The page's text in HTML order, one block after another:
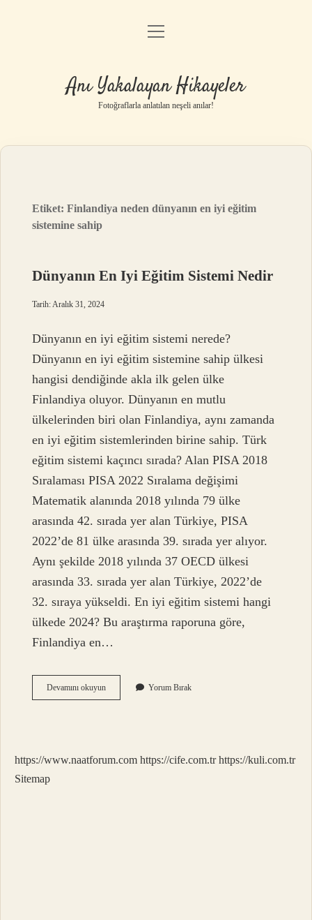
Anasayfa
Yasal Uyarı
menüyü
Anı Yakalayan Hikayeler
Fotoğraflarla anlatılan neşeli anılar!
Etiket:Finlandiya neden dünyanın en iyi eğitim
sistemine sahip
Dünyanın En Iyi Eğitim Sistemi Nedir
Tarih: Aralık 31, 2024
Dünyanın en iyi eğitim sistemi nerede?
Dünyanın en iyi eğitim sistemine sahip ülkesi
hangisi dendiğinde akla ilk gelen ülke
Finlandiya oluyor. Dünyanın en mutlu
ülkelerinden biri olan Finlandiya, aynı zamanda
en iyi eğitim sistemlerinden birine sahip. Türk
eğitim sistemi kaçıncı sırada? Alan PISA 2018
Sıralaması PISA 2022 Sıralama değişimi
Matematik alanında 2018 yılında 79 ülke
arasında 42. sırada yer alan Türkiye, PISA
2022’de 81 ülke arasında 39. sırada yer alıyor.
Aynı şekilde 2018 yılında 37 OECD ülkesi
arasında 33. sırada yer alan Türkiye, 2022’de
32. sıraya yükseldi. En iyi eğitim sistemi hangi
ülkede 2024? Bu araştırma raporuna göre,
Finlandiya en…
Devamını okuyunDünyanın
En
Yorum Bırak
https://www.naatforum.com https://cife.com.tr https://kuli.com.tr
Sitemap